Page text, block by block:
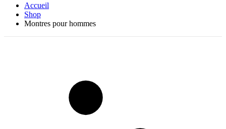
Accueil
Shop
Montres pour hommes